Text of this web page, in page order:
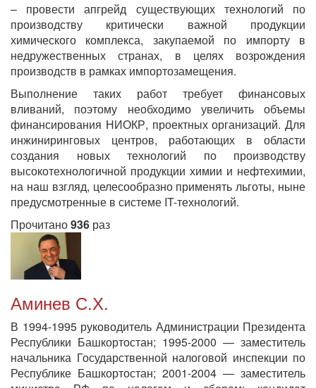
– провести апгрейд существующих технологий по
производству критически важной продукции
химического комплекса, закупаемой по импорту в
недружественных странах, в целях возрождения
производств в рамках импортозамещения.
Выполнение таких работ требует финансовых
вливаний, поэтому необходимо увеличить объемы
финансирования НИОКР, проектных организаций. Для
инжиниринговых центров, работающих в области
создания новых технологий по производству
высокотехнологичной продукции химии и нефтехимии,
на наш взгляд, целесообразно применять льготы, ныне
предусмотренные в системе IT-технологий.
Прочитано936 раз
Аминев С.Х.
В 1994-1995 руководитель Администрации Президента
Республики Башкортостан; 1995-2000 — заместитель
начальника Государственной налоговой инспекции по
Республике Башкортостан; 2001-2004 — заместитель